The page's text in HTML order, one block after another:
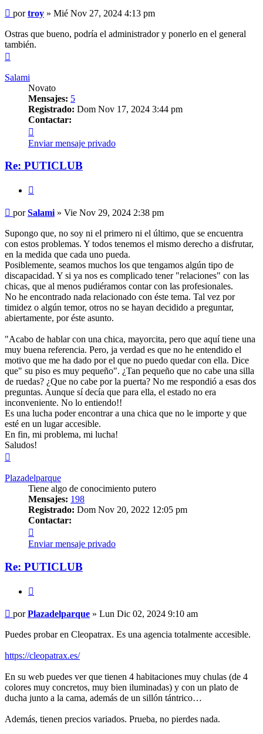
Mensaje
portroy » Mié Nov 27, 2024 4:13 pm
Ostras que bueno, podría el administrador y ponerlo en el general
también.
Salami
Novato
Mensajes: 5
Registrado: Dom Nov 17, 2024 3:44 pm
Contactar:
Salami
Enviar mensaje privado
Re: PUTICLUB
Mensaje
porSalami » Vie Nov 29, 2024 2:38 pm
Supongo que, no soy ni el primero ni el último, que se encuentra
con estos problemas. Y todos tenemos el mismo derecho a disfrutar,
en la medida que cada uno pueda.
Posiblemente, seamos muchos los que tengamos algún tipo de
discapacidad. Y si ya nos es complicado tener "relaciones" con las
chicas, que al menos pudiéramos contar con las profesionales.
No he encontrado nada relacionado con éste tema. Tal vez por
timidez o algún temor, otros no se hayan decidido a preguntar,
abiertamente, por éste asunto.
"Acabo de hablar con una chica, mayorcita, pero que aquí tiene una
muy buena referencia. Pero, ja verdad es que no he entendido el
motivo que me ha dado por el que no puedo quedar con ella. Dice
que" su piso es muy pequeño". ¿Tan pequeño que no cabe una silla
de ruedas? ¿Que no cabe por la puerta? No me respondió a esas dos
preguntas. Aunque sí decía que para ella, el estado no era
inconveniente. No lo entiendo!!
Es una lucha poder encontrar a una chica que no le importe y que
esté en un lugar accesible.
En fin, mi problema, mi lucha!
Saludos!
Plazadelparque
Tiene algo de conocimiento putero
Mensajes: 198
Registrado: Dom Nov 20, 2022 12:05 pm
Contactar:
Plazadelparque
Enviar mensaje privado
Re: PUTICLUB
Mensaje
porPlazadelparque » Lun Dic 02, 2024 9:10 am
Puedes probar en Cleopatrax. Es una agencia totalmente accesible.
https://cleopatrax.es/
En su web puedes ver que tienen 4 habitaciones muy chulas (de 4
colores muy concretos, muy bien iluminadas) y con un plato de
ducha junto a la cama, además de un sillón tántrico…
Además, tienen precios variados. Prueba, no pierdes nada.